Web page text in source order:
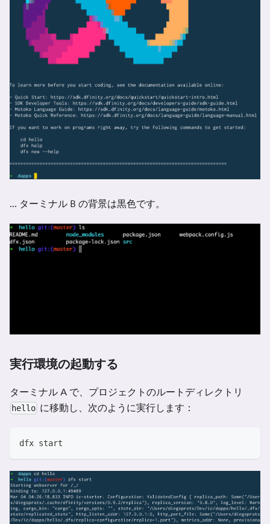
... ターミナル B の背景は黒色です。
実行環境の起動する
ターミナル A で、プロジェクトのルートディレクトリ
hello に移動し、次のように実行します：
dfx start